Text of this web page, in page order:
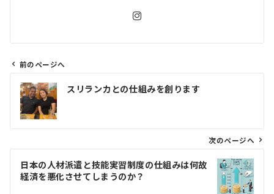
ビ
前のページへ
スリランカとの仕組みを創ります
次のページへ
日本の人材派遣と技能実習制度の仕組みは何故
経済を悪化させてしまうのか？